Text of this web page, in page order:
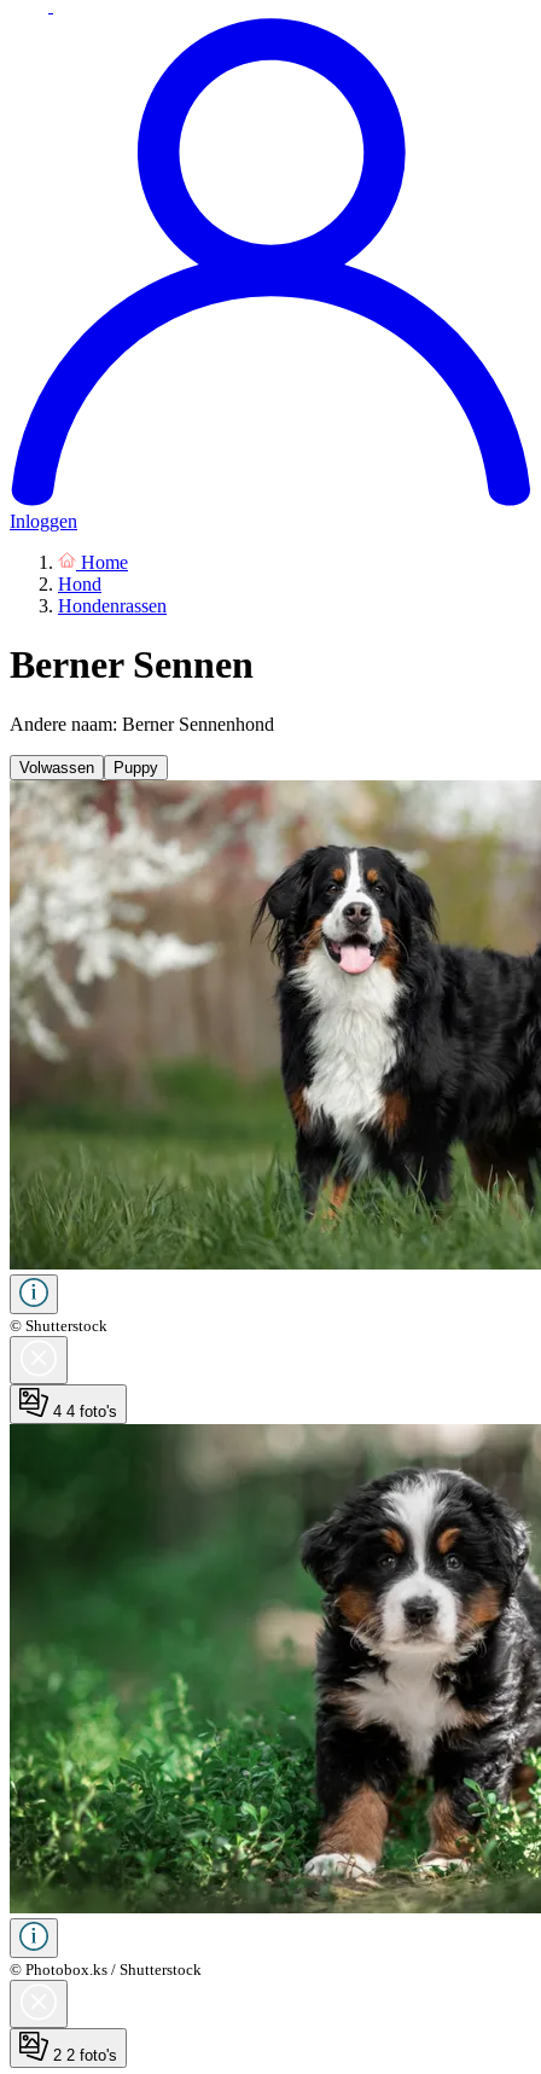
Inloggen
Home
Hond
Hondenrassen
Berner Sennen
Andere naam: Berner Sennenhond
Volwassen Puppy
© Shutterstock
4 4 foto's
© Photobox.ks / Shutterstock
2 2 foto's